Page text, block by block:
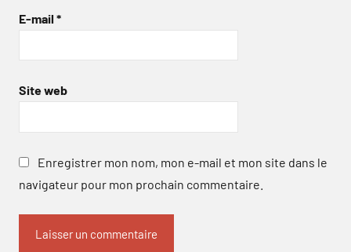
E-mail *
Site web
Enregistrer mon nom, mon e-mail et mon site dans le
navigateur pour mon prochain commentaire.